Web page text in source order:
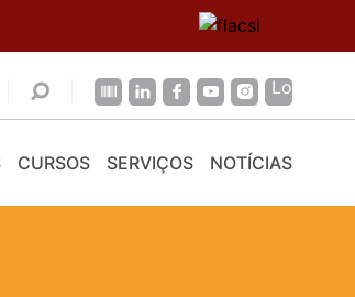
CURSOS SERVIÇOS NOTÍCIAS